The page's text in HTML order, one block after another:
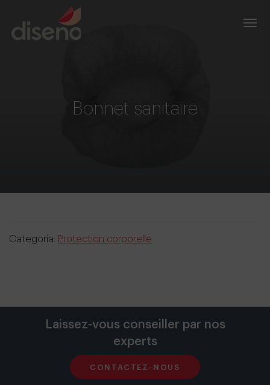
Bonnet sanitaire
Categoría: Protection corporelle
Laissez-vous conseiller par nos
experts
CONTACTEZ-NOUS